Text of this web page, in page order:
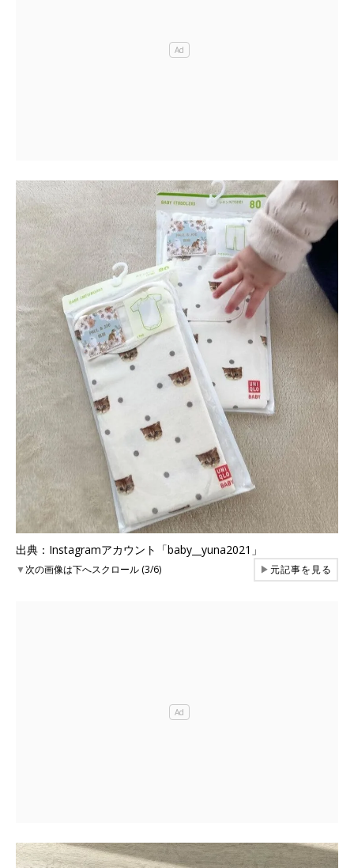
出典：Instagramアカウント「baby__yuna2021」
▼次の画像は下へスクロール (3/6) ▶元記事を見る